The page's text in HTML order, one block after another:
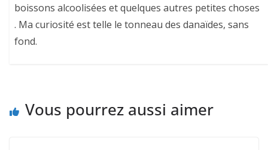
boissons alcoolisées et quelques autres petites choses
. Ma curiosité est telle le tonneau des danaïdes, sans
fond.
Vous pourrez aussi aimer